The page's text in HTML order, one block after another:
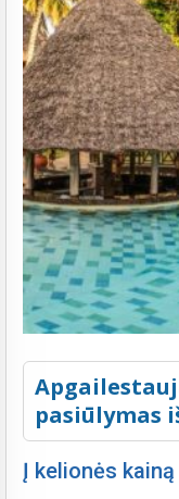
pasiūlymas
Į kelionės